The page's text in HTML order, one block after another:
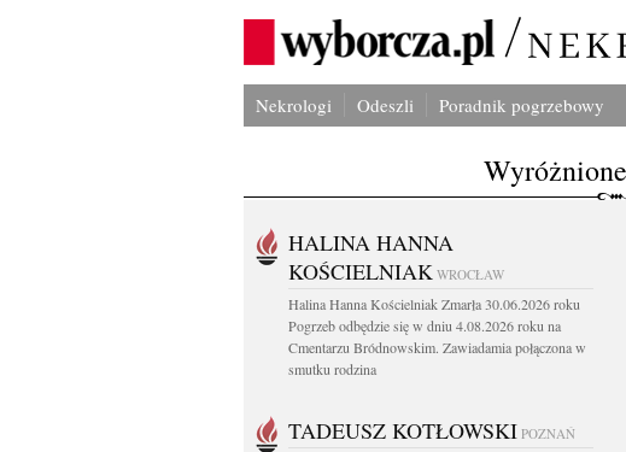
Nekrologi Odeszli Poradnik pogrzebowy
HALINA HANNA
KOŚCIELNIAK WROCŁAW
Halina Hanna Kościelniak Zmarła 30.06.2026 roku
Pogrzeb odbędzie się w dniu 4.08.2026 roku na
Cmentarzu Bródnowskim. Zawiadamia połączona w
smutku rodzina
TADEUSZ KOTŁOWSKI POZNAŃ